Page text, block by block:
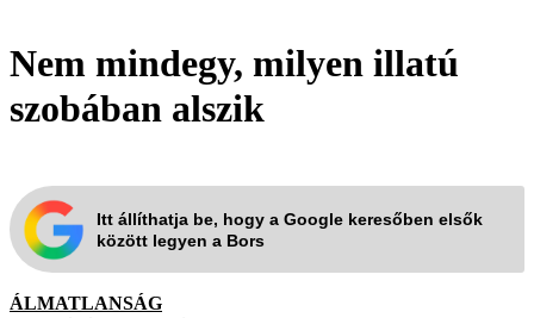
Nem mindegy, milyen illatú
szobában alszik
Itt állíthatja be, hogy a Google keresőben elsők
között legyen a Bors
ÁLMATLANSÁG